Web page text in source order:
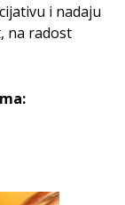
i nadaju
na radost